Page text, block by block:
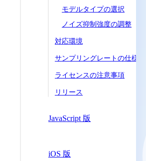
モデルタイプの選択
ノイズ抑制強度の調整
対応環境
サンプリングレートの仕様
ライセンスの注意事項
リリース
JavaScript 版
iOS 版